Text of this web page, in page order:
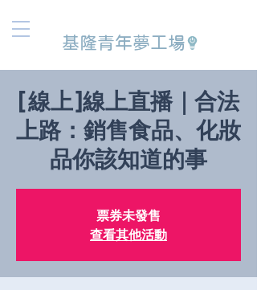
基隆青年夢工場
[線上]線上直播｜合法
上路：銷售食品、化妝
品你該知道的事
票券未發售
查看其他活動